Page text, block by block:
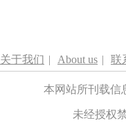
关于我们 | About us | 联
本网站所刊载信
未经授权